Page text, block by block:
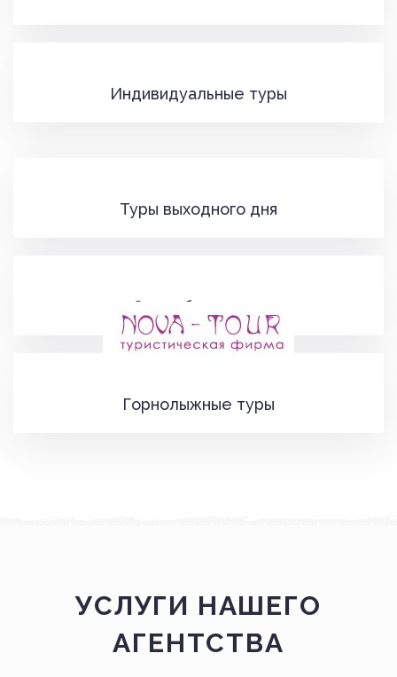
Индивидуальные туры
Туры выходного дня
Свадебные туры
Горнолыжные туры
УСЛУГИ НАШЕГО
АГЕНТСТВА